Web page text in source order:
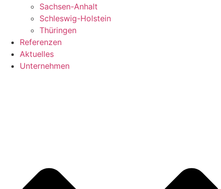
Sachsen-Anhalt
Schleswig-Holstein
Thüringen
Referenzen
Aktuelles
Unternehmen